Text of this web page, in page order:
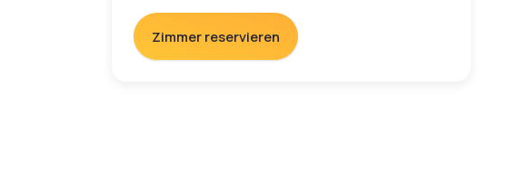
Zimmer reservieren